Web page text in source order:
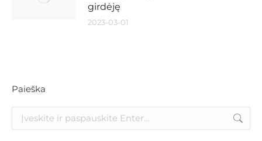
girdėję
2023-03-01
Paieška